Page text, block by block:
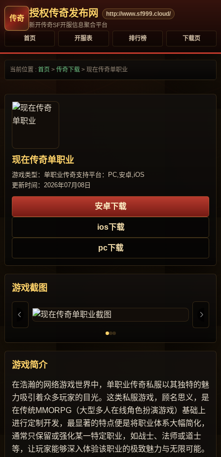
授权传奇发布网
http://www.sf999.cloud/
新开传奇SF开服信息聚合平台
首页
开服表 排行榜 下载页
当前位置 : 首页 > 传奇下载 > 现在传奇单职业
现在传奇单职业
游戏类型：单职业传奇支持平台：PC,安卓,iOS
更新时间：2026年07月08日
安卓下载
ios下载
pc下载
游戏截图
游戏简介
在浩瀚的网络游戏世界中，单职业传奇私服以其独特的魅
力吸引着众多玩家的目光。这类私服游戏，顾名思义，是
在传统MMORPG（大型多人在线角色扮演游戏）基础上
进行定制开发，最显著的特点便是将职业体系大幅简化，
通常只保留或强化某一特定职业，如战士、法师或道士
等，让玩家能够深入体验该职业的极致魅力与无限可能。